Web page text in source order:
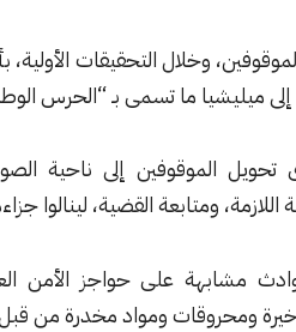
التحقيقات الأولية، بأن جزءاً من
ما تسمى بـ “الحرس الوطني”.
إلى ناحية الصورة الصغرى
القضية، لينالوا جزاءهم العادل.
حواجز الأمن العام، بسبب
ومواد مخدرة من قبل مجموعات